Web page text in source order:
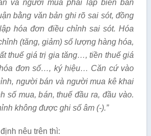
và người mua phải lập biên bản
bằng văn bản ghi rõ sai sót, đồng
hóa đơn điều chỉnh sai sót. Hóa
ỉnh (tăng, giảm) sốlượng hàng hóa,
thuế giátrị gia tăng…, tiền thuếgiá
đơn số…, ký hiệu… Căn cứ vào
người bán và người mua kêkhai
sốmua, bán, thuế đầu ra, đầu vào.
ỉnh không được ghi sốâm (-).”
nêu trên thì: